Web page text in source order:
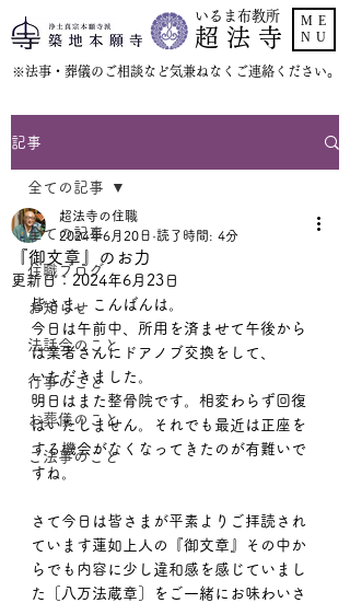
いるま布教所
超 法 寺
​※法事・葬儀のご相談など気兼ねなくご連絡ください。
ME
NU
記事
全ての記事
住職ブログ
お知らせ
法話会のこと
行事のこと
お葬儀のこと
ご法事のこと
全ての記事
『御文章』のお力
超法寺の住職
2024年6月20日 読了時間: 4分
更新日： 2024年6月23日
皆さま、こんばんは。
今日は午前中、所用を済ませて午後から
は業者さんにドアノブ交換をして、
いただきました。
明日はまた整骨院です。相変わらず回復
はいたしません。それでも最近は正座を
する機会がなくなってきたのが有難いで
すね。
さて今日は皆さまが平素よりご拝読され
ています蓮如上人の『御文章』その中か
らでも内容に少し違和感を感じていまし
た［八万法蔵章］をご一緒にお味わいさ